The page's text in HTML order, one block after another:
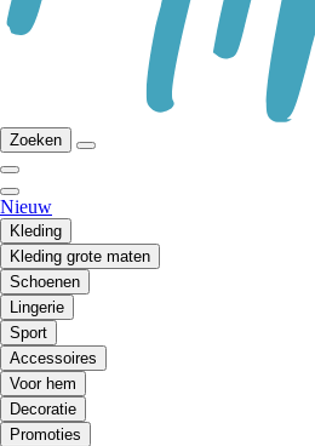
Zoeken
Nieuw
Kleding
Kleding grote maten
Schoenen
Lingerie
Sport
Accessoires
Voor hem
Decoratie
Promoties